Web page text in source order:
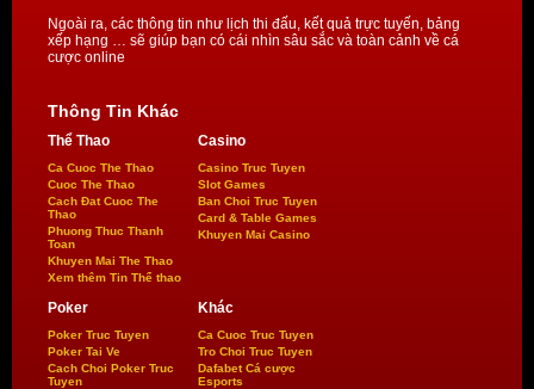
Ngoài ra, các thông tin như lịch thi đấu, kết quả trực tuyến, bảng
xếp hạng … sẽ giúp bạn có cái nhìn sâu sắc và toàn cảnh về cá
cược online
Thông Tin Khác
Thể Thao
Ca Cuoc The Thao
Cuoc The Thao
Cach Đat Cuoc The
Thao
Phuong Thuc Thanh
Toan
Khuyen Mai The Thao
Xem thêm Tin Thể thao
Casino
Casino Truc Tuyen
Slot Games
Ban Choi Truc Tuyen
Card & Table Games
Khuyen Mai Casino
Poker
Poker Truc Tuyen
Poker Tai Ve
Cach Choi Poker Truc
Tuyen
Khác
Ca Cuoc Truc Tuyen
Tro Choi Truc Tuyen
Dafabet Cá cược
Esports